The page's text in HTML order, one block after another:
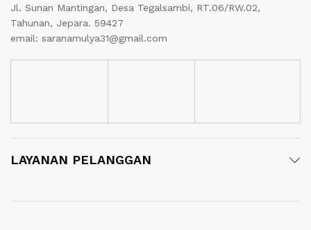
Jl. Sunan Mantingan, Desa Tegalsambi, RT.06/RW.02,
Tahunan, Jepara. 59427
email: saranamulya31@gmail.com
LAYANAN PELANGGAN